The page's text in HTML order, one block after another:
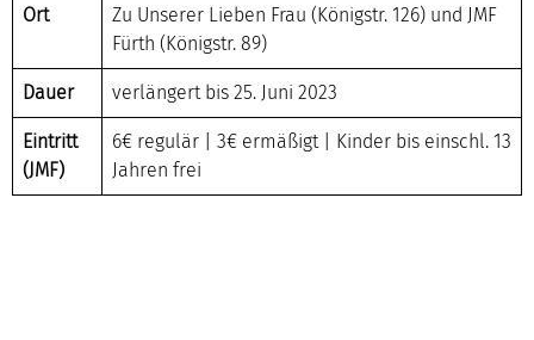
Ort Zu Unserer Lieben Frau (Königstr. 126) und JMF
Fürth (Königstr. 89)
Dauer verlängert bis 25. Juni 2023
Eintritt
(JMF)
6€ regulär | 3€ ermäßigt | Kinder bis einschl. 13
Jahren frei